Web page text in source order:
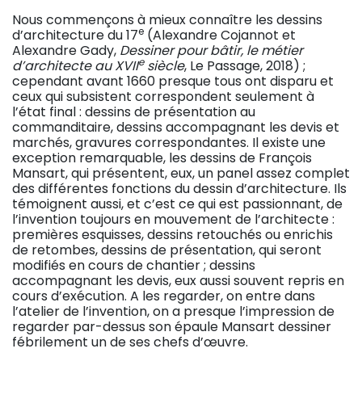
Nous commençons à mieux connaître les dessins
d’architecture du 17e (Alexandre Cojannot et
Alexandre Gady, Dessiner pour bâtir, le métier
d’architecte au XVIIesiècle, Le Passage, 2018) ;
cependant avant 1660 presque tous ont disparu et
ceux qui subsistent correspondent seulement à
l’état final : dessins de présentation au
commanditaire, dessins accompagnant les devis et
marchés, gravures correspondantes. Il existe une
exception remarquable, les dessins de François
Mansart, qui présentent, eux, un panel assez complet
des différentes fonctions du dessin d’architecture. Ils
témoignent aussi, et c’est ce qui est passionnant, de
l’invention toujours en mouvement de l’architecte :
premières esquisses, dessins retouchés ou enrichis
de retombes, dessins de présentation, qui seront
modifiés en cours de chantier ; dessins
accompagnant les devis, eux aussi souvent repris en
cours d’exécution. A les regarder, on entre dans
l’atelier de l’invention, on a presque l’impression de
regarder par-dessus son épaule Mansart dessiner
fébrilement un de ses chefs d’œuvre.